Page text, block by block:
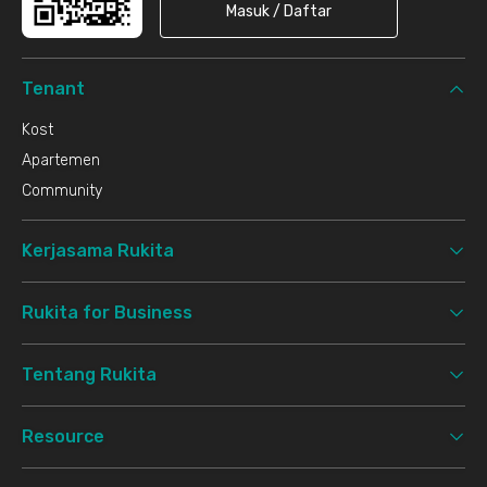
Masuk / Daftar
Tenant
Kost
Apartemen
Community
Kerjasama Rukita
Rukita for Business
Tentang Rukita
Resource